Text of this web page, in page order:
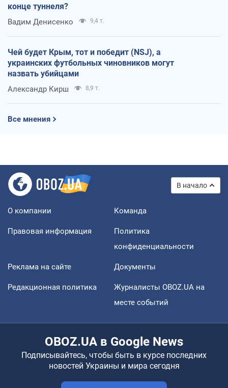
конце туннеля?
Вадим Денисенко 9,4 т.
Чей будет Крым, тот и победит (NSJ), а
украинских футбольных чиновников могут
назвать убийцами
Александр Кирш 8,9 т.
Все мнения
В начало
О компании Команда
Правовая информация
Политика
конфиденциальности
Реклама на сайте Документы
Редакционная политика
Журналисты OBOZ.UA на
месте событий
OBOZ.UA в Google News
Подписывайтесь, чтобы быть в курсе последних
новостей Украины и мира сегодня